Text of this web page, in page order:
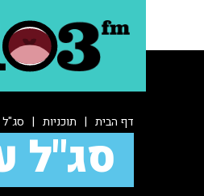
דף הבית | תוכניות | סג"ל
סג"ל